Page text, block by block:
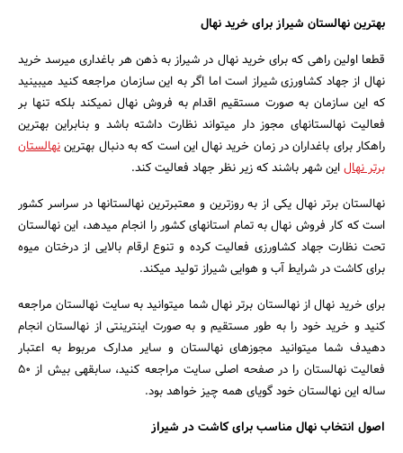
بهترین نهالستان شیراز برای خرید نهال
قطعا اولین راهی که برای خرید نهال در شیراز به ذهن هر باغداری می­رسد خرید
نهال از جهاد کشاورزی شیراز است اما اگر به این سازمان مراجعه کنید می­بینید
که این سازمان به صورت مستقیم اقدام به فروش نهال نمی­کند بلکه تنها بر
فعالیت نهالستان­های مجوز دار می­تواند نظارت داشته باشد و بنابراین بهترین
راهکار برای باغداران در زمان خرید نهال این است که به دنبال بهتریننهالستان
برتر نهالاین شهر باشند که زیر نظر جهاد فعالیت کند.
نهالستان برتر نهال یکی از به روزترین و معتبرترین نهالستان­ها در سراسر کشور
است که کار فروش نهال به تمام استان­های کشور را انجام می­دهد، این نهالستان
تحت نظارت جهاد کشاورزی فعالیت کرده و تنوع ارقام بالایی از درختان میوه
برای کاشت در شرایط آب و هوایی شیراز تولید می­کند.
برای خرید نهال از نهالستان برتر نهال شما می­توانید به سایت نهالستان مراجعه
کنید و خرید خود را به طور مستقیم و به صورت اینترینتی از نهالستان انجام
دهیدف شما می­توانید مجوزهای نهالستان و سایر مدارک مربوط به اعتبار
فعالیت نهالستان را در صفحه اصلی سایت مراجعه کنید، سابقه­ی بیش از 50
ساله این نهالستان خود گویای همه چیز خواهد بود.
اصول انتخاب نهال مناسب برای کاشت در شیراز